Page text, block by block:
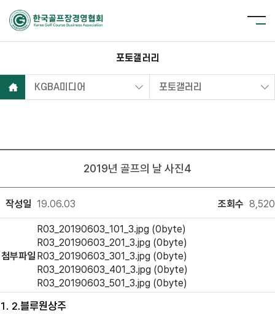
포토갤러리
KGBA미디어 포토갤러리
2019년 골프의 날 사진4
작성일 19.06.03 조회수 8,520
첨부파일
R03_20190603_101_3.jpg (0byte)
R03_20190603_201_3.jpg (0byte)
R03_20190603_301_3.jpg (0byte)
R03_20190603_401_3.jpg (0byte)
R03_20190603_501_3.jpg (0byte)
1. 2.블루원상주